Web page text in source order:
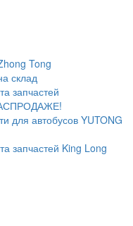
Tong
склад
запчастей
для автобусов YUTONG
запчастей King Long